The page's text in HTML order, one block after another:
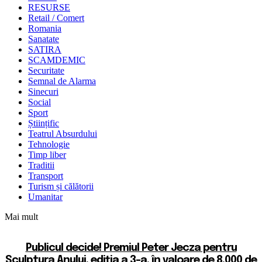
RESURSE
Retail / Comert
Romania
Sanatate
SATIRA
SCAMDEMIC
Securitate
Semnal de Alarma
Sinecuri
Social
Sport
Științific
Teatrul Absurdului
Tehnologie
Timp liber
Traditii
Transport
Turism și călătorii
Umanitar
Mai mult
Publicul decide! Premiul Peter Jecza pentru